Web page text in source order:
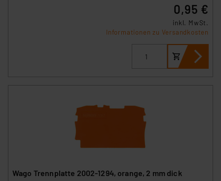
0,95 €
inkl. MwSt.
Informationen zu Versandkosten
Wago Trennplatte 2002-1294, orange, 2 mm dick